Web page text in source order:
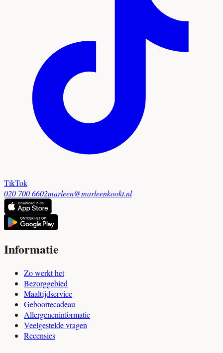
TikTok
020 700 6602marleen@marleenkookt.nl
Informatie
Zo werkt het
Bezorggebied
Maaltijdservice
Geboortecadeau
Allergeneninformatie
Veelgestelde vragen
Recensies